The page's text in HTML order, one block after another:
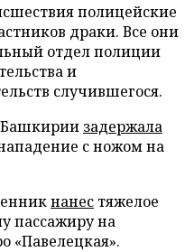
полицейские
драки. Все они
отдел полиции
и
случившегося.
Башкирии задержала
с ножом на
нанес тяжелое
пассажиру на
«Павелецкая».